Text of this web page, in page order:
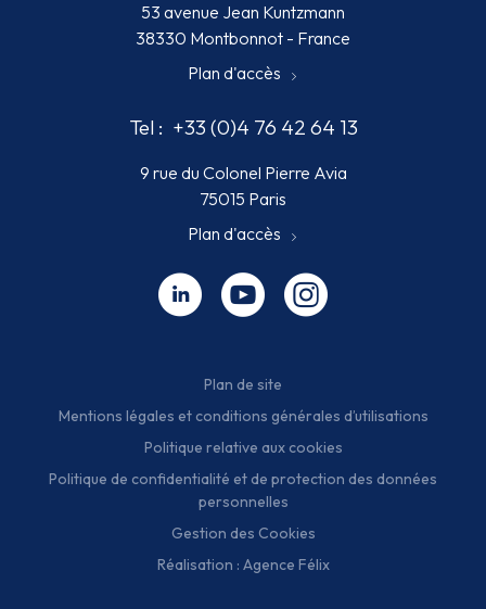
53 avenue Jean Kuntzmann
38330 Montbonnot - France
Plan d'accès
Tel : +33 (0)4 76 42 64 13
9 rue du Colonel Pierre Avia
75015 Paris
Plan d'accès
Linkedin - nouvelle fenêtre
Youtube - nouvelle fenêtre
Instagram - nouvelle
Plan de site
Mentions légales et conditions générales d’utilisations
Politique relative aux cookies
Politique de confidentialité et de protection des données
personnelles
Gestion des Cookies
Réalisation : Agence Félix